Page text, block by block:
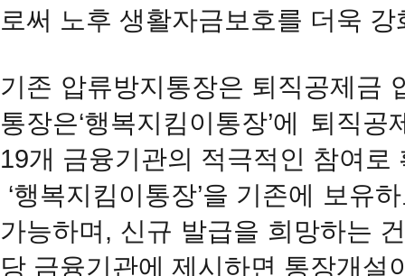
로써 노후 생활자금보호를 더욱
기존 압류방지통장은 퇴직공제금
통장은‘행복지킴이통장’에 퇴직
19개 금융기관의 적극적인 참여로
‘행복지킴이통장’을 기존에 보유
가능하며, 신규 발급을 희망하는
당 금융기관에 제시하면 통장개설